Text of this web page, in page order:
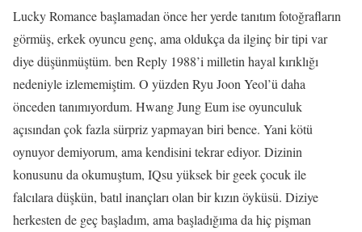
Lucky Romance başlamadan önce her yerde tanıtım fotoğrafların
görmüş, erkek oyuncu genç, ama oldukça da ilginç bir tipi var
diye düşünmüştüm. ben Reply 1988’i milletin hayal kırıklığı
nedeniyle izlememiştim. O yüzden Ryu Joon Yeol’ü daha
önceden tanımıyordum. Hwang Jung Eum ise oyunculuk
açısından çok fazla sürpriz yapmayan biri bence. Yani kötü
oynuyor demiyorum, ama kendisini tekrar ediyor. Dizinin
konusunu da okumuştum, IQsu yüksek bir geek çocuk ile
falcılara düşkün, batıl inançları olan bir kızın öyküsü. Diziye
herkesten de geç başladım, ama başladığıma da hiç pişman